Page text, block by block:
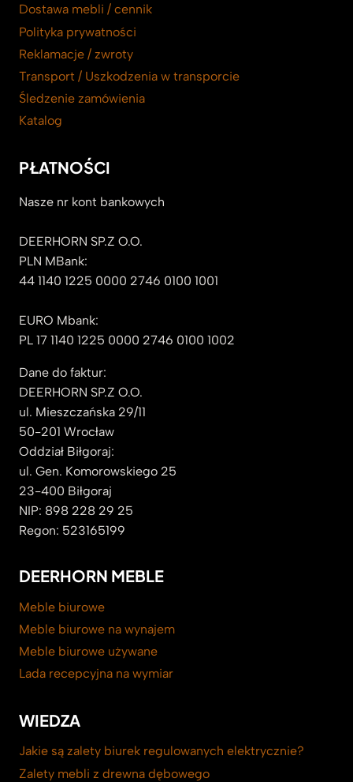
Dostawa mebli / cennik
Polityka prywatności
Reklamacje / zwroty
Transport / Uszkodzenia w transporcie
Śledzenie zamówienia
Katalog
PŁATNOŚCI
Nasze nr kont bankowych
DEERHORN SP.Z O.O.
PLN MBank:
44 1140 1225 0000 2746 0100 1001
EURO Mbank:
PL 17 1140 1225 0000 2746 0100 1002
Dane do faktur:
DEERHORN SP.Z O.O.
ul. Mieszczańska 29/11
50-201 Wrocław
Oddział Biłgoraj:
ul. Gen. Komorowskiego 25
23-400 Biłgoraj
NIP: 898 228 29 25
Regon: 523165199
DEERHORN MEBLE
Meble biurowe
Meble biurowe na wynajem
Meble biurowe używane
Lada recepcyjna na wymiar
WIEDZA
Jakie są zalety biurek regulowanych elektrycznie?
Zalety mebli z drewna dębowego